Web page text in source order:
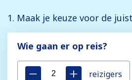
1. Maak je keuze voor de
Wie gaan er op reis?
reizigers